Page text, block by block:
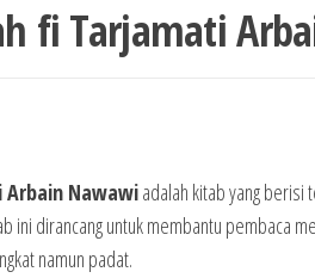
fi Tarjamati
Nawawiadalah kitab yang berisi
ini dirancang untuk membantu pembaca
namun padat.